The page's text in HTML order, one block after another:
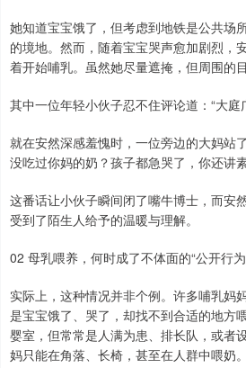
她知道宝宝饿了，但考虑到地铁是公共场
的境地。然而，随着宝宝哭声愈加剧烈，
着开始哺乳。虽然她尽量遮掩，但周围的
其中一位年轻小伙子忍不住评论道：“大
就在安然深感羞愧时，一位旁边的大妈站
没吃过你妈的奶？孩子都急哭了，你还讲
这番话让小伙子瞬间闭了嘴牛博士，而安
受到了陌生人给予的温暖与理解。
02 母乳喂养，何时成了不体面的“公开行为
实际上，这种情况并非个例。许多哺乳妈
是宝宝饿了、哭了，却找不到合适的地方
婴室，但常常是人满为患、排长队，或者
妈只能在角落、长椅，甚至在人群中喂奶。